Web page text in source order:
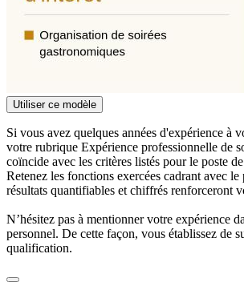
Utiliser ce modèle
Si vous avez quelques années d'expérience à
votre rubrique Expérience professionnelle de
coïncide avec les critères listés pour le poste
Retenez les fonctions exercées cadrant avec le
résultats quantifiables et chiffrés renforceront
N’hésitez pas à mentionner votre expérience
personnel. De cette façon, vous établissez de
qualification.